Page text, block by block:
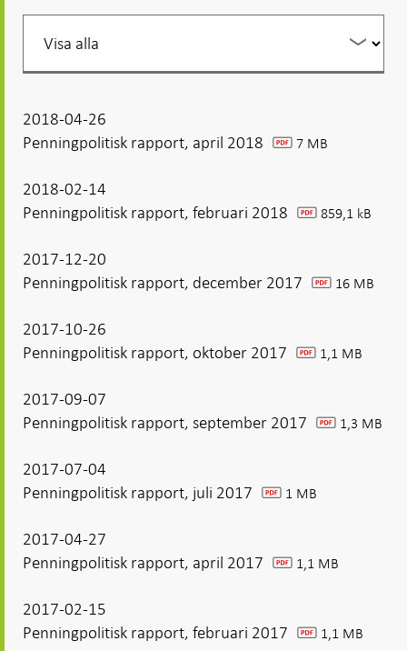
i ny fliki ny flik
Filtrera
2018-04-26
Penningpolitisk rapport, april 2018 pdf 7 MB
2018-02-14
Penningpolitisk rapport, februari 2018 pdf 859,1 kB
2017-12-20
Penningpolitisk rapport, december 2017 pdf 16 MB
2017-10-26
Penningpolitisk rapport, oktober 2017 pdf 1,1 MB
2017-09-07
Penningpolitisk rapport, september 2017 pdf 1,3 MB
2017-07-04
Penningpolitisk rapport, juli 2017 pdf 1 MB
2017-04-27
Penningpolitisk rapport, april 2017 pdf 1,1 MB
2017-02-15
Penningpolitisk rapport, februari 2017 pdf 1,1 MB